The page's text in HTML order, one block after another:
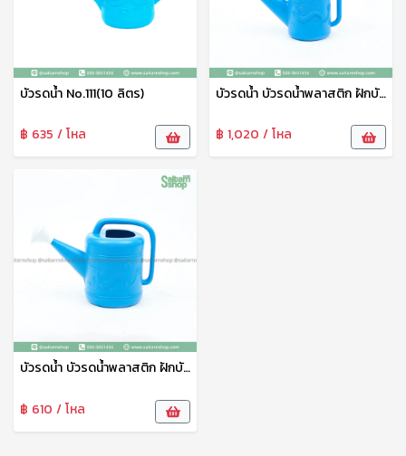
บัวรดน้ำ No.111(10 ลิตร)
฿ 635 / โหล
บัวรดน้ำ บัวรดน้ำพลาสติก ฝักบัวรดน้ำ ที่รดน้ำต้นไม้ บัวรดน้ำลายมังกร 15 ลิตร No.01 PS
฿ 1,020 / โหล
บัวรดน้ำ บัวรดน้ำพลาสติก ฝักบัวรดน้ำ ที่รดน้ำต้นไม้ บัวรดน้ำลายมังกร 8 ลิตร No.02 PS
฿ 610 / โหล